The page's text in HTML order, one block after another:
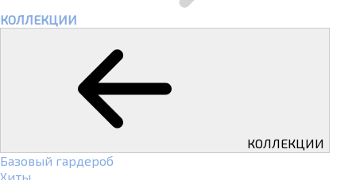
КОЛЛЕКЦИИ
КОЛЛЕКЦИИ
Базовый гардероб
Хиты